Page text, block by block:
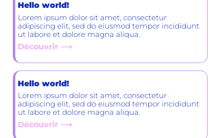
Hello world!
Lorem ipsum dolor sit amet, consectetur
adipiscing elit, sed do eiusmod tempor incididunt
ut labore et dolore magna aliqua.
Découvrir ⟶
Hello world!
Lorem ipsum dolor sit amet, consectetur
adipiscing elit, sed do eiusmod tempor incididunt
ut labore et dolore magna aliqua.
Découvrir ⟶